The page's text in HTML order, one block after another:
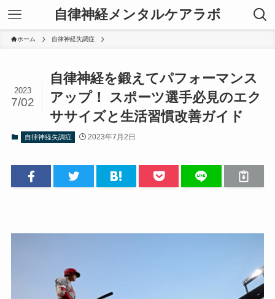
自律神経メンタルケアラボ
ホーム 自律神経失調症
自律神経を鍛えてパフォーマンス
アップ！ スポーツ選手必見のエク
ササイズと生活習慣改善ガイド
2023
7/02
自律神経失調症 2023年7月2日